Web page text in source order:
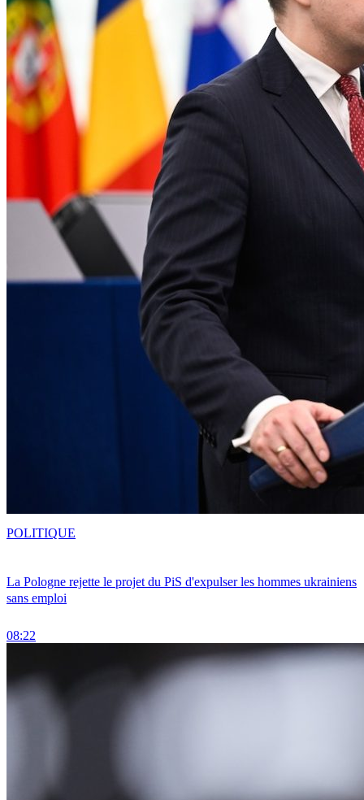
La Pologne rejette le projet du PiS d'expulser les hommes ukrainiens
sans emploi
08:22
POLITIQUE